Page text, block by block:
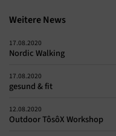
Weitere News
17.08.2020
Nordic Walking
17.08.2020
gesund & fit
12.08.2020
Outdoor TôsôX Workshop